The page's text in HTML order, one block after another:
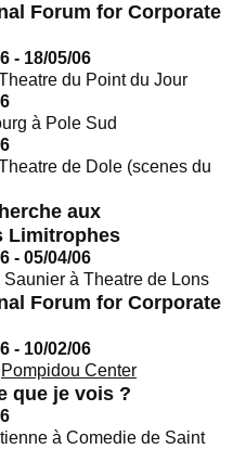
Forum for Corporate
- 18/05/06
du Point du Jour
à Pole Sud
de Dole (scenes du
aux
Limitrophes
- 05/04/06
Saunier à Theatre de Lons
Forum for Corporate
- 10/02/06
Pompidou Center
que je vois ?
à Comedie de Saint